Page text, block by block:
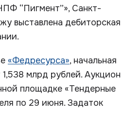
“Пигмент”», Санкт-
выставлена дебиторская
«Федресурса», начальная
млрд рублей. Аукцион
площадке «Тендерные
по 29 июня. Задаток